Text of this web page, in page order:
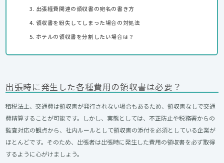
出張経費関連の領収書の宛名の書き方
領収書を紛失してしまった場合の対処法
ホテルの領収書を分割したい場合は？
出張時に発生した各種費用の領収書は必要？
租税法上、交通費は領収書が発行されない場合もあるため、領収書なしで交通
費精算することが可能です。しかし、実態としては、不正防止や税務署からの
監査対応の観点から、社内ルールとして領収書の添付を必須としている企業が
ほとんどです。そのため、出張者は出張時に発生した費用の領収書を必ず取得
するように心がけましょう。